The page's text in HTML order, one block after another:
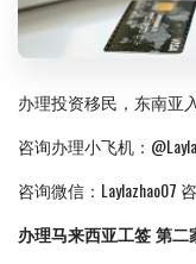
办理投资移民，东南亚
咨询办理小飞机：
咨询微信：Laylazhao07
办理马来西亚工签 第